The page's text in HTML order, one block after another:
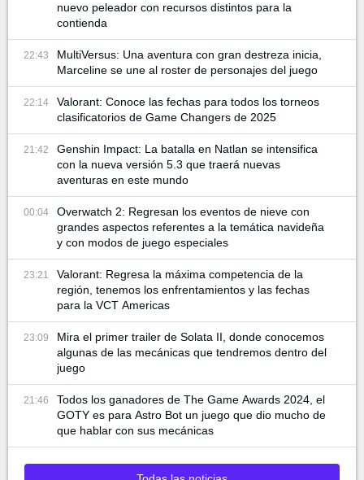
nuevo peleador con recursos distintos para la
contienda
22:43
MultiVersus: Una aventura con gran destreza inicia,
Marceline se une al roster de personajes del juego
22:14
Valorant: Conoce las fechas para todos los torneos
clasificatorios de Game Changers de 2025
21:42
Genshin Impact: La batalla en Natlan se intensifica
con la nueva versión 5.3 que traerá nuevas
aventuras en este mundo
00:04
Overwatch 2: Regresan los eventos de nieve con
grandes aspectos referentes a la temática navideña
y con modos de juego especiales
23:21
Valorant: Regresa la máxima competencia de la
región, tenemos los enfrentamientos y las fechas
para la VCT Americas
23:09
Mira el primer trailer de Solata II, donde conocemos
algunas de las mecánicas que tendremos dentro del
juego
21:46
Todos los ganadores de The Game Awards 2024, el
GOTY es para Astro Bot un juego que dio mucho de
que hablar con sus mecánicas